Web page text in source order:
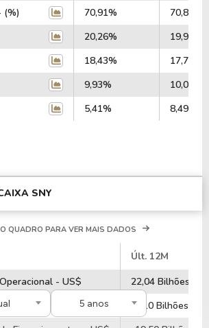
(%)
70,91%
70,81%
20,26%
19,97%
18,43%
17,79%
9,93%
10,06%
5,41% 8,49%
SNY
5 anos
QUADRO PARA VER MAIS DADOS
Últ. 12M
- US$
22,04 Bilhões
Investimentos - US$
-7,10 Bilhões